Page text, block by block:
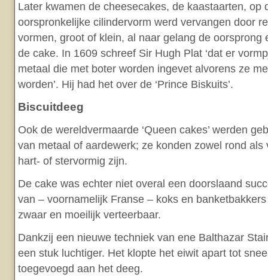
Later kwamen de cheesecakes, de kaastaarten, op
oorspronkelijke cilindervorm werd vervangen door
vormen, groot of klein, al naar gelang de oorsprong
de cake. In 1609 schreef Sir Hugh Plat ‘dat er
metaal die met boter worden ingevet alvorens ze
worden’. Hij had het over de ‘Prince Biskuits’.
Biscuitdeeg
Ook de wereldvermaarde ‘Queen cakes’ werden
van metaal of aardewerk; ze konden zowel rond als
hart- of stervormig zijn.
De cake was echter niet overal een doorslaand
van – voornamelijk Franse – koks en
zwaar en moeilijk verteerbaar.
Dankzij een nieuwe techniek van ene Balthazar
een stuk luchtiger. Het klopte het eiwit apart tot
toegevoegd aan het deeg.